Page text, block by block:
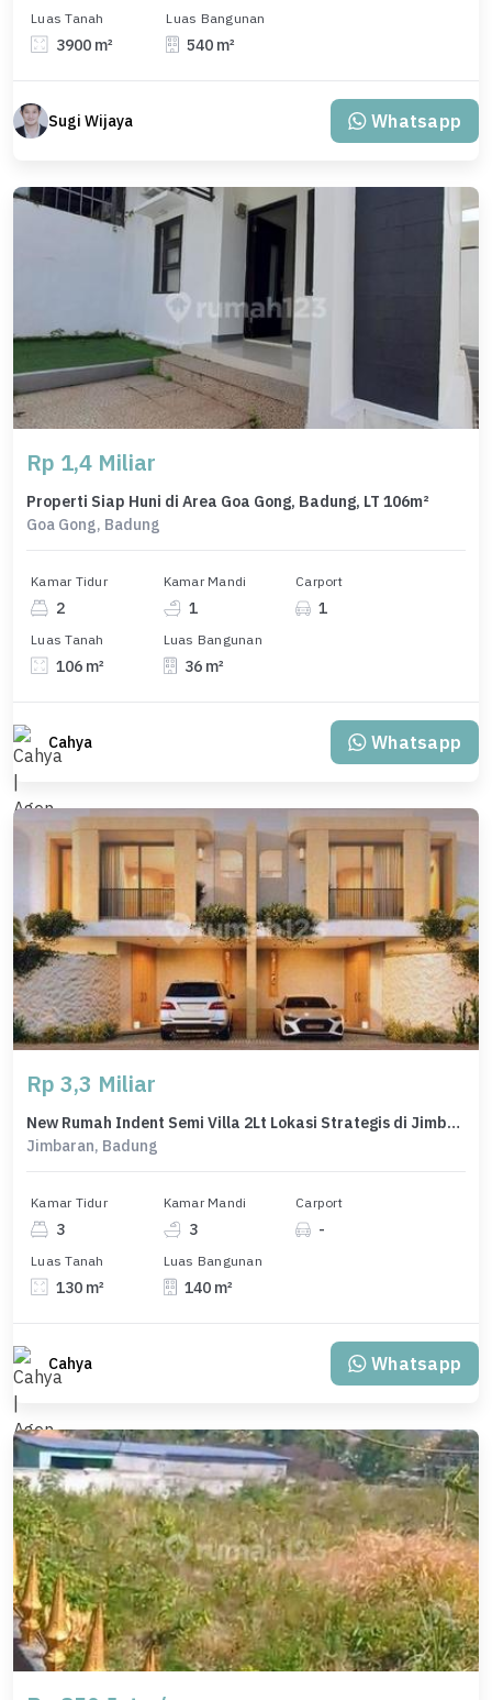
Luas Tanah
3900 m²
Luas Bangunan
540 m²
Sugi Wijaya Whatsapp
Rp 1,4 Miliar
Properti Siap Huni di Area Goa Gong, Badung, LT 106m²
Goa Gong, Badung
Kamar Tidur
2
Kamar Mandi
1
Carport
1
Luas Tanah
106 m²
Luas Bangunan
36 m²
Cahya Whatsapp
Rp 3,3 Miliar
New Rumah Indent Semi Villa 2Lt Lokasi Strategis di Jimbaran
Jimbaran, Badung
Kamar Tidur
3
Kamar Mandi
3
Carport
-
Luas Tanah
130 m²
Luas Bangunan
140 m²
Cahya Whatsapp